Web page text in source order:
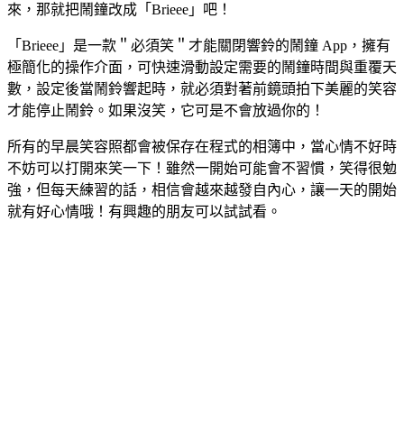
來，那就把鬧鐘改成「Brieee」吧！
「Brieee」是一款＂必須笑＂才能關閉響鈴的鬧鐘 App，擁有
極簡化的操作介面，可快速滑動設定需要的鬧鐘時間與重覆天
數，設定後當鬧鈴響起時，就必須對著前鏡頭拍下美麗的笑容
才能停止鬧鈴。如果沒笑，它可是不會放過你的！
所有的早晨笑容照都會被保存在程式的相簿中，當心情不好時
不妨可以打開來笑一下！雖然一開始可能會不習慣，笑得很勉
強，但每天練習的話，相信會越來越發自內心，讓一天的開始
就有好心情哦！有興趣的朋友可以試試看。